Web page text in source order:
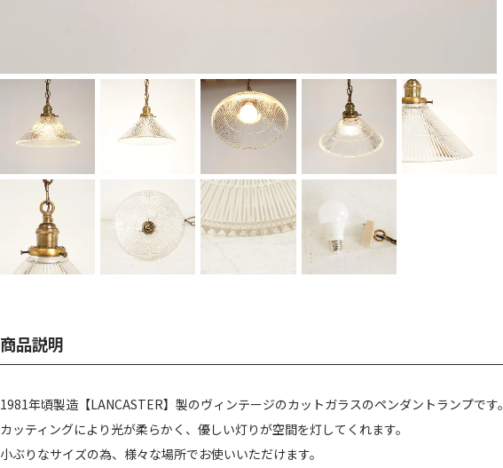
商品説明
1981年頃製造【LANCASTER】製のヴィンテージのカットガラスのペンダントランプです。
カッティングにより光が柔らかく、優しい灯りが空間を灯してくれます。
小ぶりなサイズの為、様々な場所でお使いいただけます。